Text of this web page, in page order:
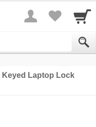
Keyed Laptop Lock